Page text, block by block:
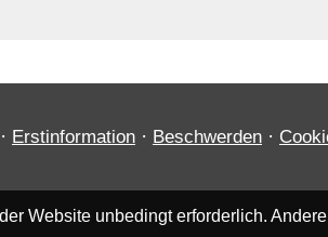
· Erstinformation · Beschwerden ·
Website unbedingt erforderlich.